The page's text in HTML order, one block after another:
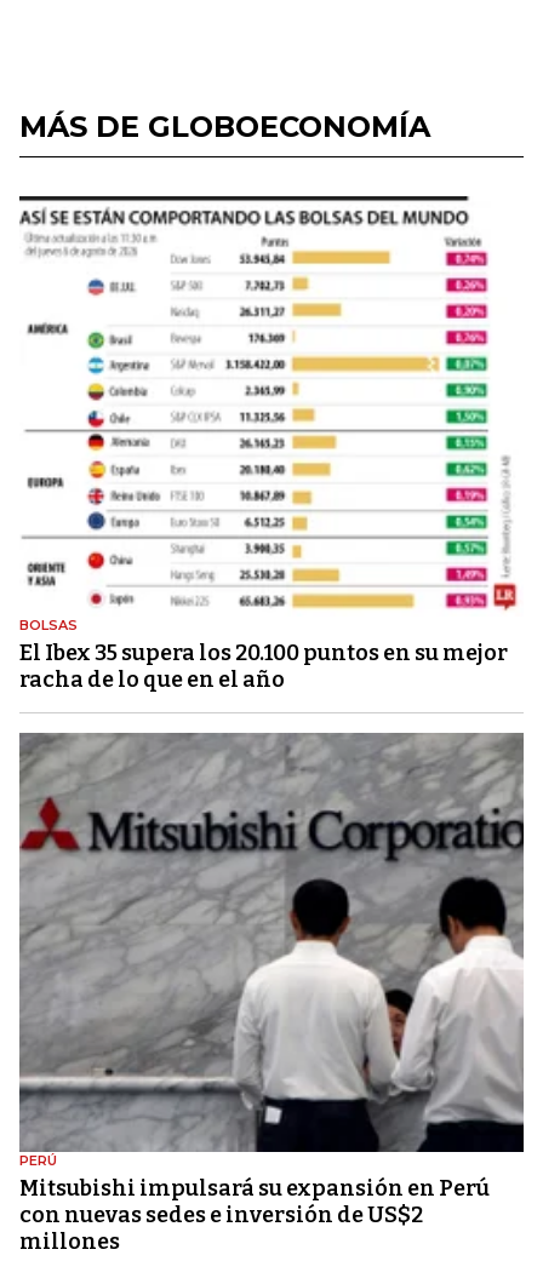
MÁS DE GLOBOECONOMÍA
BOLSAS
El Ibex 35 supera los 20.100 puntos en su mejor
racha de lo que en el año
PERÚ
Mitsubishi impulsará su expansión en Perú
con nuevas sedes e inversión de US$2
millones